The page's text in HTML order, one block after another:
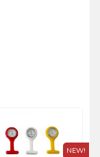
NEW!